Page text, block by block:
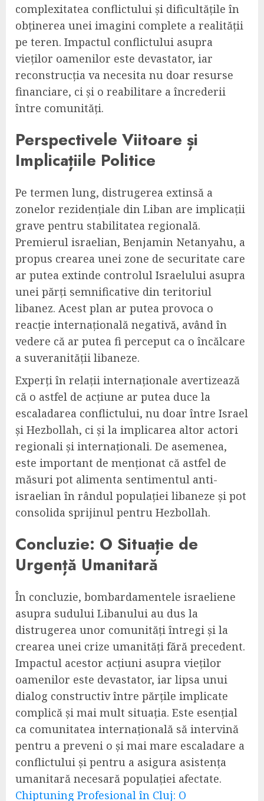
complexitatea conflictului și dificultățile în
obținerea unei imagini complete a realității
pe teren. Impactul conflictului asupra
vieților oamenilor este devastator, iar
reconstrucția va necesita nu doar resurse
financiare, ci și o reabilitare a încrederii
între comunități.
Perspectivele Viitoare și
Implicațiile Politice
Pe termen lung, distrugerea extinsă a
zonelor rezidențiale din Liban are implicații
grave pentru stabilitatea regională.
Premierul israelian, Benjamin Netanyahu, a
propus crearea unei zone de securitate care
ar putea extinde controlul Israelului asupra
unei părți semnificative din teritoriul
libanez. Acest plan ar putea provoca o
reacție internațională negativă, având în
vedere că ar putea fi perceput ca o încălcare
a suveranității libaneze.
Experți în relații internaționale avertizează
că o astfel de acțiune ar putea duce la
escaladarea conflictului, nu doar între Israel
și Hezbollah, ci și la implicarea altor actori
regionali și internaționali. De asemenea,
este important de menționat că astfel de
măsuri pot alimenta sentimentul anti-
israelian în rândul populației libaneze și pot
consolida sprijinul pentru Hezbollah.
Concluzie: O Situație de
Urgență Umanitară
În concluzie, bombardamentele israeliene
asupra sudului Libanului au dus la
distrugerea unor comunități întregi și la
crearea unei crize umanități fără precedent.
Impactul acestor acțiuni asupra vieților
oamenilor este devastator, iar lipsa unui
dialog constructiv între părțile implicate
complică și mai mult situația. Este esențial
ca comunitatea internațională să intervină
pentru a preveni o și mai mare escaladare a
conflictului și pentru a asigura asistența
umanitară necesară populației afectate.
Chiptuning Profesional în Cluj: O